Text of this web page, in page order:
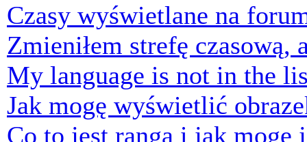
Czasy wyświetlane na
Zmieniłem strefę czasową,
My language is not in the
Jak mogę wyświetlić
Co to jest ranga i jak mogę